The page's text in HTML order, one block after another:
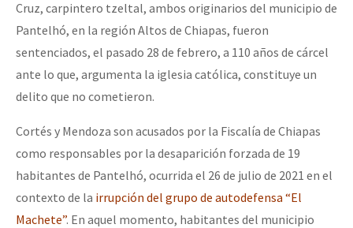
Cruz, carpintero tzeltal, ambos originarios del municipio de
Pantelhó, en la región Altos de Chiapas, fueron
sentenciados, el pasado 28 de febrero, a 110 años de cárcel
ante lo que, argumenta la iglesia católica, constituye un
delito que no cometieron.
Cortés y Mendoza son acusados por la Fiscalía de Chiapas
como responsables por la desaparición forzada de 19
habitantes de Pantelhó, ocurrida el 26 de julio de 2021 en el
contexto de la irrupción del grupo de autodefensa “El
Machete”. En aquel momento, habitantes del municipio